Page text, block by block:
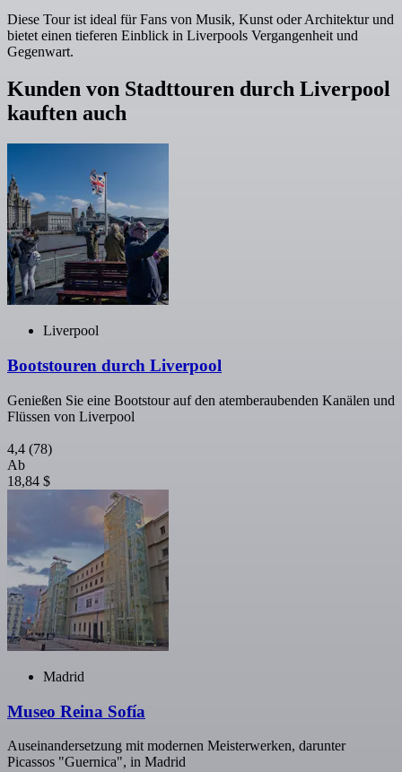
Diese Tour ist ideal für Fans von Musik, Kunst oder Architektur und
bietet einen tieferen Einblick in Liverpools Vergangenheit und
Gegenwart.
Kunden von Stadttouren durch Liverpool
kauften auch
Liverpool
Bootstouren durch Liverpool
Genießen Sie eine Bootstour auf den atemberaubenden Kanälen und
Flüssen von Liverpool
4,4 (78)
Ab
18,84 $
Madrid
Museo Reina Sofía
Auseinandersetzung mit modernen Meisterwerken, darunter
Picassos "Guernica", in Madrid